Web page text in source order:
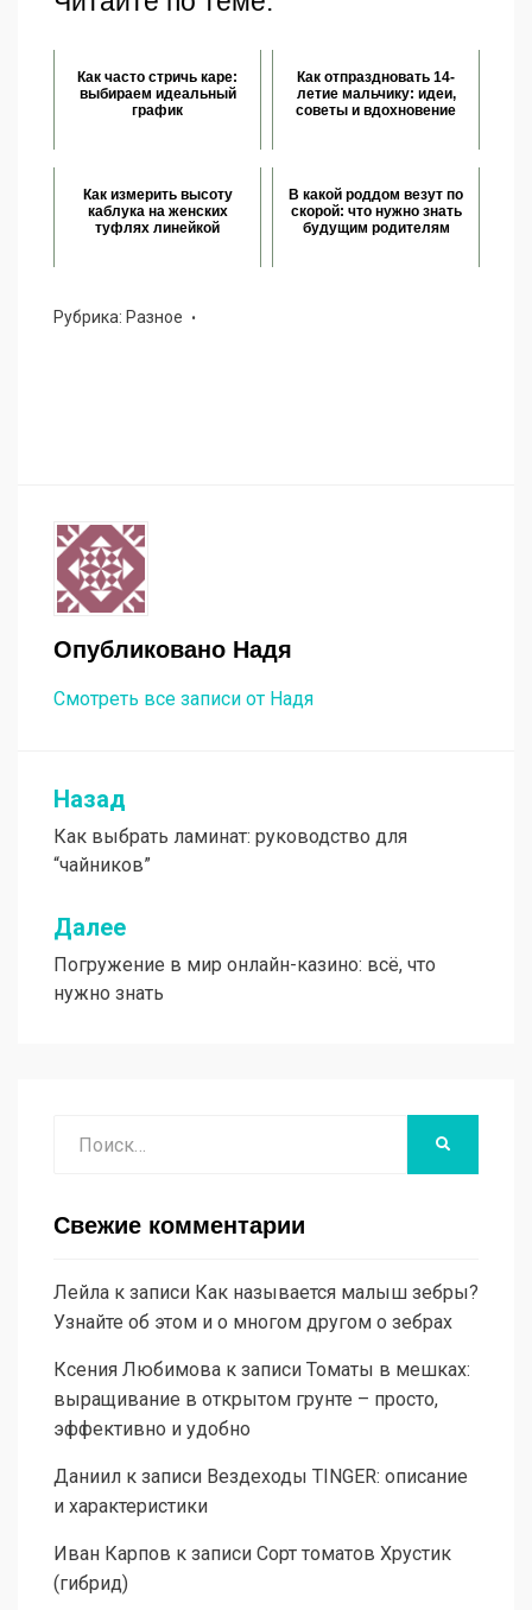
Как часто стричь каре:
выбираем идеальный
график
Как отпраздновать 14-
летие мальчику: идеи,
советы и вдохновение
Как измерить высоту
каблука на женских
туфлях линейкой
В какой роддом везут по
скорой: что нужно знать
будущим родителям
Рубрика: Разное
Опубликовано Надя
Смотреть все записи от Надя
Навигация
по
записям
Назад
Как выбрать ламинат: руководство для
“чайников”
Далее
Погружение в мир онлайн-казино: всё, что
нужно знать
Свежие комментарии
Лейла к записи Как называется малыш зебры?
Узнайте об этом и о многом другом о зебрах
Ксения Любимова к записи Томаты в мешках:
выращивание в открытом грунте – просто,
эффективно и удобно
Даниил к записи Вездеходы TINGER: описание
и характеристики
Иван Карпов к записи Сорт томатов Хрустик
(гибрид)